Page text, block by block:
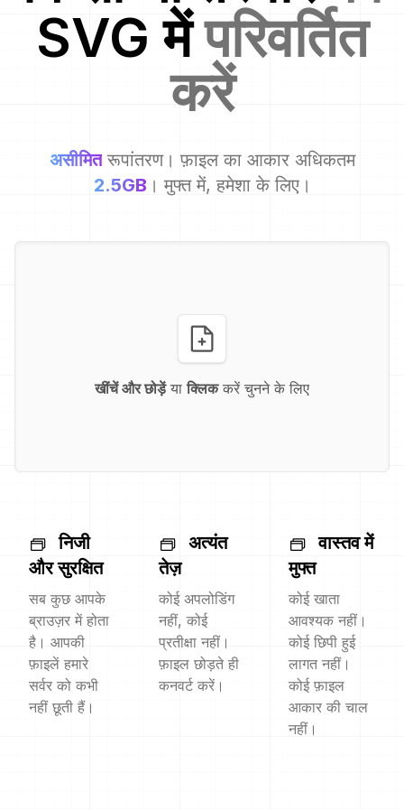
SVG मेंपरिवर्तित
करें
असीमित रूपांतरण। फ़ाइल का आकार अधिकतम
2.5GB । मुफ्त में, हमेशा के लिए।
खींचें और छोड़ेंया क्लिककरें चुनने के लिए
निजी
और सुरक्षित
सब कुछ आपके
ब्राउज़र में होता
है। आपकी
फ़ाइलें हमारे
सर्वर को कभी
नहीं छूती हैं।
अत्यंत
तेज़
कोई अपलोडिंग
नहीं, कोई
प्रतीक्षा नहीं।
फ़ाइल छोड़ते ही
कनवर्ट करें।
वास्तव में
मुफ्त
कोई खाता
आवश्यक नहीं।
कोई छिपी हुई
लागत नहीं।
कोई फ़ाइल
आकार की चाल
नहीं।